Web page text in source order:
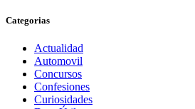
Categorias
Actualidad
Automovil
Concursos
Confesiones
Curiosidades